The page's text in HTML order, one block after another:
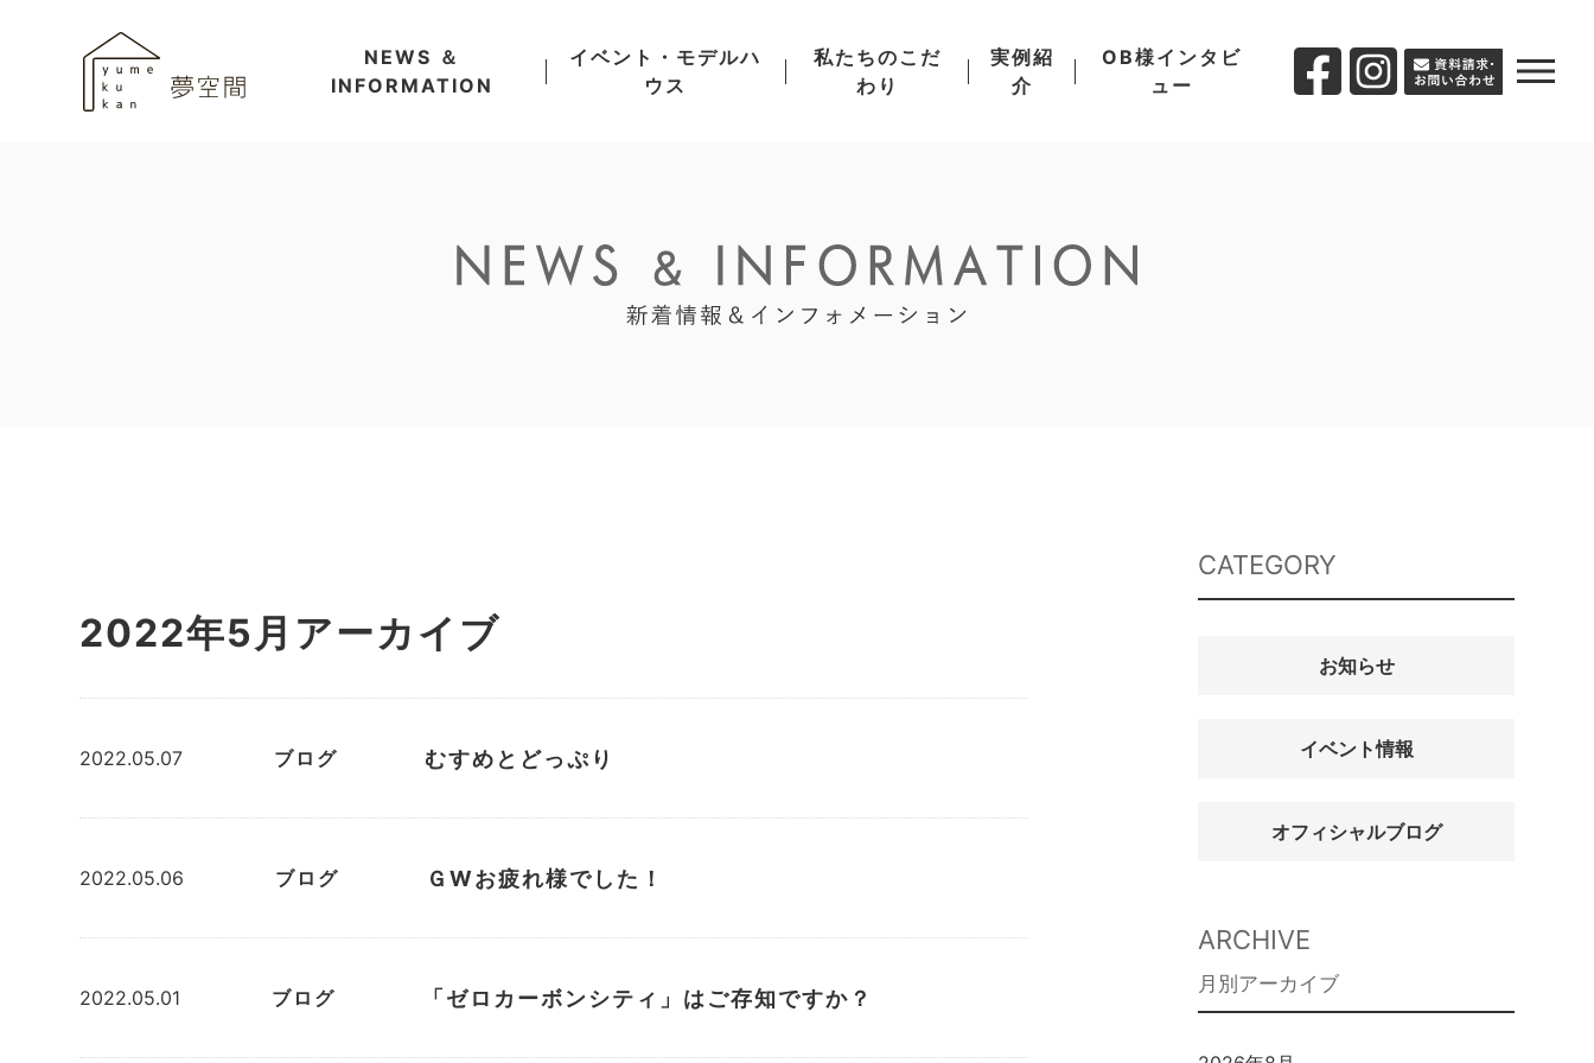
NEWS ＆
INFORMATION
イベント・モデルハ
ウス
私たちのこだ
わり
実例紹
介
OB様インタビ
ュー
2022年5月アーカイブ
2022.05.07 ブログ むすめとどっぷり
2022.05.06 ブログ ＧWお疲れ様でした！
2022.05.01 ブログ 「ゼロカーボンシティ」はご存知ですか？
CATEGORY
お知らせ
イベント情報
オフィシャルブログ
ARCHIVE